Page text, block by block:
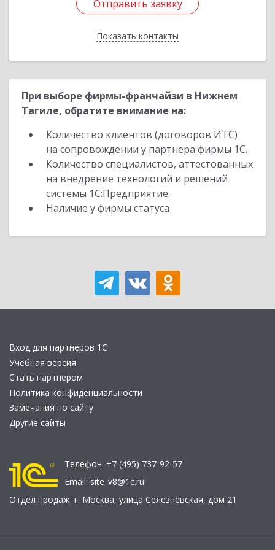
Отправить заявку
Показать контакты
Отправить заявку
Назад
При выборе фирмы-франчайзи в Нижнем
Тагиле, обратите внимание на:
Количество клиентов (договоров ИТС)
на сопровождении у партнера фирмы 1С.
Количество специалистов, аттестованных
на внедрение технологий и решений
системы 1С:Предприятие.
Наличие у фирмы статуса
Вход для партнеров 1С
Учебная версия
Стать партнером
Политика конфиденциальности
Замечания по сайту
Другие сайты
Телефон: +7 (495) 737-92-57
Email: site_v8@1c.ru
Отдел продаж: г. Москва, улица Селезнёвская, дом 21